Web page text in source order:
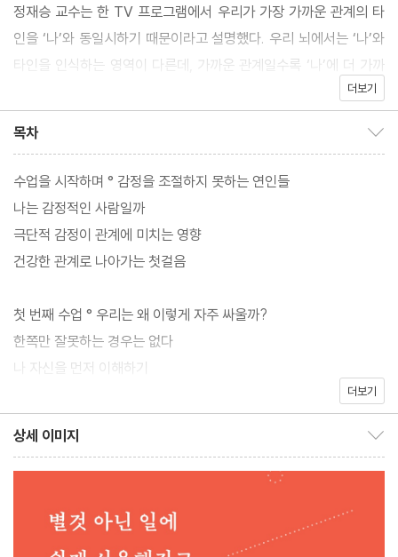
정재승 교수는 한 TV 프로그램에서 우리가 가장 가까운 관계의 타
인을 ‘나’와 동일시하기 때문이라고 설명했다. 우리 뇌에서는 ‘나’와
타인을 인식하는 영역이 다른데, 가까운 관계일수록 ‘나’에 더 가까
운 영역에 인식 정보가 저장된다. 그래서 우리는 그 대상을 마치 자
내게 되는 것이다.
《우리는 왜 사랑할수록 함부로 말할까》는 이처럼 부정적인 감정이
폭발해 제대로 조절하지 못하는 상태, 즉 ‘감정 조절곤란’이 연인 사
이 다툼에 가장 큰 원인이라고 말한다. 감정을 조절하지 못하면, 평
동치료(DBT)의 권위자로서, 이 치료 방식을 바탕으로 연인들이 감
정을 조절하고 건강한 대화를 통해 문제를 해결할 수 있도록 안내하
기 위해 이 책을 썼다.
책에 담긴 열 번의 수업을 따라가다 보면, 연인과 대화를 시작하기
전에 문제를 정확히 파악하고 서로의 감정을 있는 그대로 인식하는
지 모른다는 두려움 없이 자기 생각을 말하게 만들고, 감정이 쉽게
격해지는 사람은 차분하게 진심을 전하도록 돕는다. 다툼이 관계의
더보기
목차
수업을 시작하며 ° 감정을 조절하지 못하는 연인들
나는 감정적인 사람일까
극단적 감정이 관계에 미치는 영향
건강한 관계로 나아가는 첫걸음
첫 번째 수업 ° 우리는 왜 이렇게 자주 싸울까?
한쪽만 잘못하는 경우는 없다
나 자신을 먼저 이해하기
두 번째 수업 ° 감정을 조절해야 관계를 지킨다
전념하면 통제력이 높아진다
충동적인 욕구를 다스리는 방법
더보기
상세 이미지